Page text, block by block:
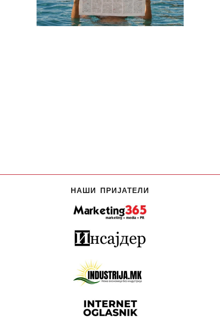
НАШИ ПРИЈАТЕЛИ